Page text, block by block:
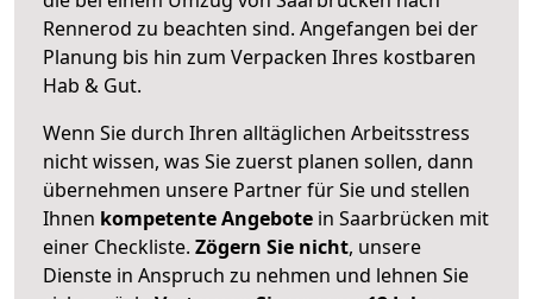
Rennerod zu beachten sind. Angefangen bei der
Planung bis hin zum Verpacken Ihres kostbaren
Hab & Gut.
Wenn Sie durch Ihren alltäglichen Arbeitsstress
nicht wissen, was Sie zuerst planen sollen, dann
übernehmen unsere Partner für Sie und stellen
Ihnen kompetente Angebote in Saarbrücken mit
einer Checkliste. Zögern Sie nicht, unsere
Dienste in Anspruch zu nehmen und lehnen Sie